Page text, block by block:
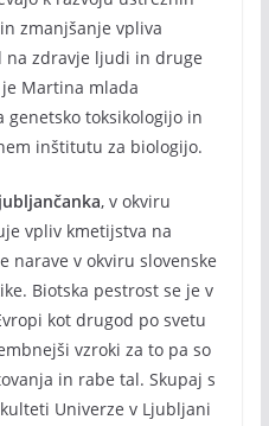
zmanjšanje vpliva
na zdravje ljudi in druge
Martina mlada
genetsko toksikologijo in
inštitutu za biologijo.
, v okviru
vpliv kmetijstva na
narave v okviru slovenske
Biotska pestrost se je v
kot drugod po svetu
vzroki za to pa so
in rabe tal. Skupaj s
Univerze v Ljubljani